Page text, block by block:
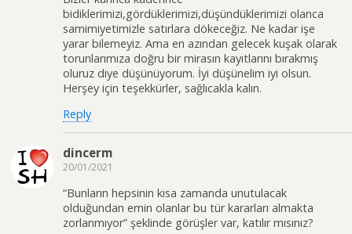
bidiklerimizi,gördüklerimizi,düşündüklerimizi olanca
samimiyetimizle satırlara dökeceğiz. Ne kadar işe
yarar bilemeyiz. Ama en azından gelecek kuşak olarak
torunlarımıza doğru bir mirasın kayıtlarını bırakmış
oluruz diye düşünüyorum. İyi düşünelim iyi olsun.
Herşey için teşekkürler, sağlıcakla kalın.
Reply
dincerm
20/01/2021
“Bunların hepsinin kısa zamanda unutulacak
olduğundan emin olanlar bu tür kararları almakta
zorlanmıyor” şeklinde görüşler var, katılır mısınız?